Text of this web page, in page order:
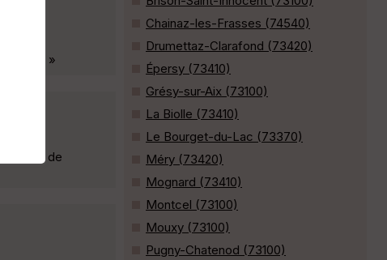
sentier. »
de
Chainaz-les-Frasses (74540)
Drumettaz-Clarafond (73420)
Épersy (73410)
Grésy-sur-Aix (73100)
La Biolle (73410)
Le Bourget-du-Lac (73370)
Méry (73420)
Mognard (73410)
Montcel (73100)
Mouxy (73100)
Pugny-Chatenod (73100)